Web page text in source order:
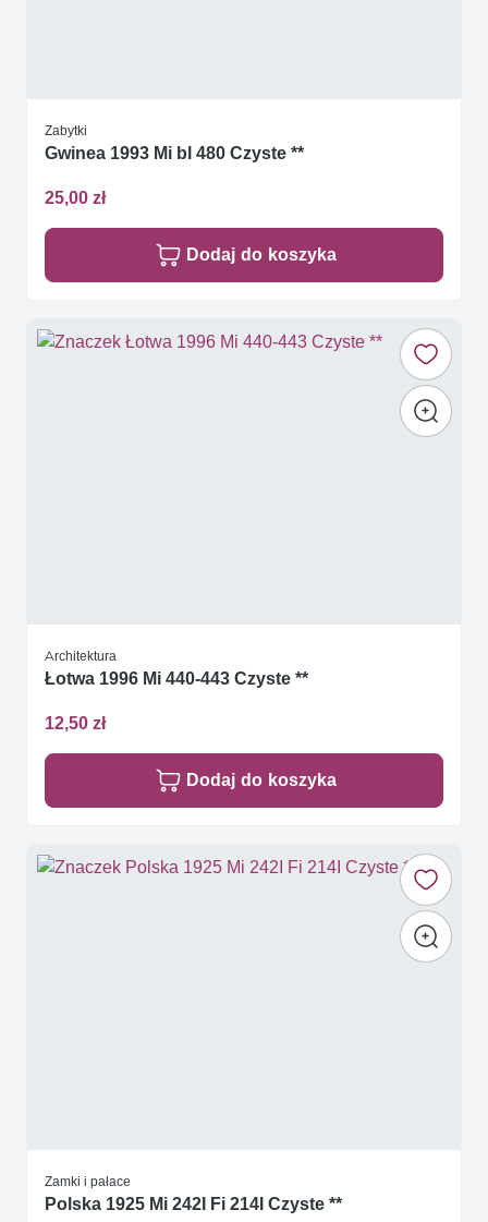
Zabytki
Gwinea 1993 Mi bl 480 Czyste **
25,00 zł
Dodaj do koszyka
Architektura
Łotwa 1996 Mi 440-443 Czyste **
12,50 zł
Dodaj do koszyka
Zamki i pałace
Polska 1925 Mi 242I Fi 214I Czyste **